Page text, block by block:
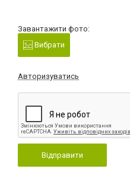
Завантажити фото:
Вибрати
Авторизуватись
Відправити